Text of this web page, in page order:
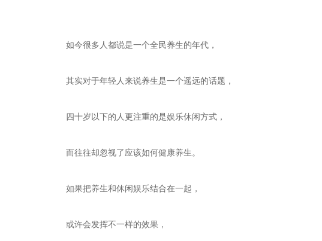
如今很多人都说是一个全民养生的年代，
其实对于年轻人来说养生是一个遥远的话题，
四十岁以下的人更注重的是娱乐休闲方式，
而往往却忽视了应该如何健康养生。
如果把养生和休闲娱乐结合在一起，
或许会发挥不一样的效果，